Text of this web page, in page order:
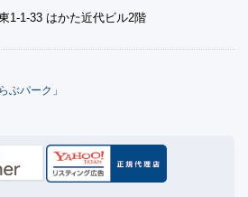
1-1-33 はかた近代ビル2階
ぶパーク」